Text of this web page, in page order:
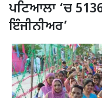
ਪਟਿਆਲਾ ‘ਚ
ਇੰਜੀਨੀਅਰ’